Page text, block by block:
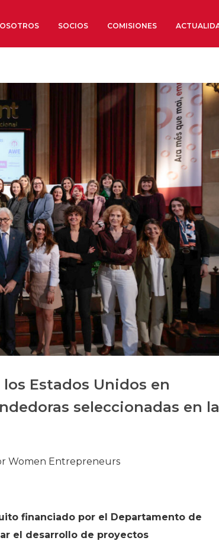
Órganos de Gobierno
Órganos Consultivos
Estructura Ejecutiva
Institut d’Estudis
Organizaciones sectoriales
Sociedad Barcelonesa de
Económicos y Sociales
Organizaciones
Conoce más
Historia
Galería de Presidentes
Biblioteca Archivo
Sede Social
SOCIOS COMISIONES
Estados Unidos en
seleccionadas en la
Women Entrepreneurs
financiado por el Departamento de
el desarrollo de proyectos